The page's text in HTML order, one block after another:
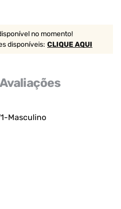
no momento!
disponíveis: CLIQUE AQUI
Avaliações